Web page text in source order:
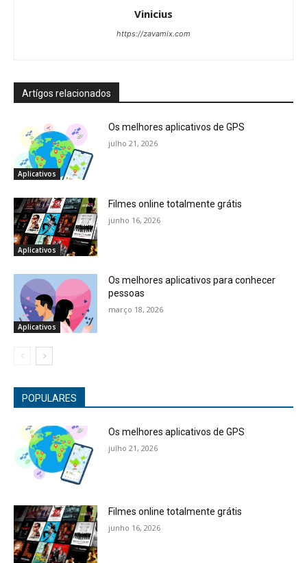
Vinicius
https://zavamix.com
Artígos relacionados
Aplicativos
Os melhores aplicativos de GPS
julho 21, 2026
Aplicativos
Filmes online totalmente grátis
junho 16, 2026
Aplicativos
Os melhores aplicativos para conhecer
pessoas
março 18, 2026
POPULARES
Os melhores aplicativos de GPS
julho 21, 2026
Filmes online totalmente grátis
junho 16, 2026